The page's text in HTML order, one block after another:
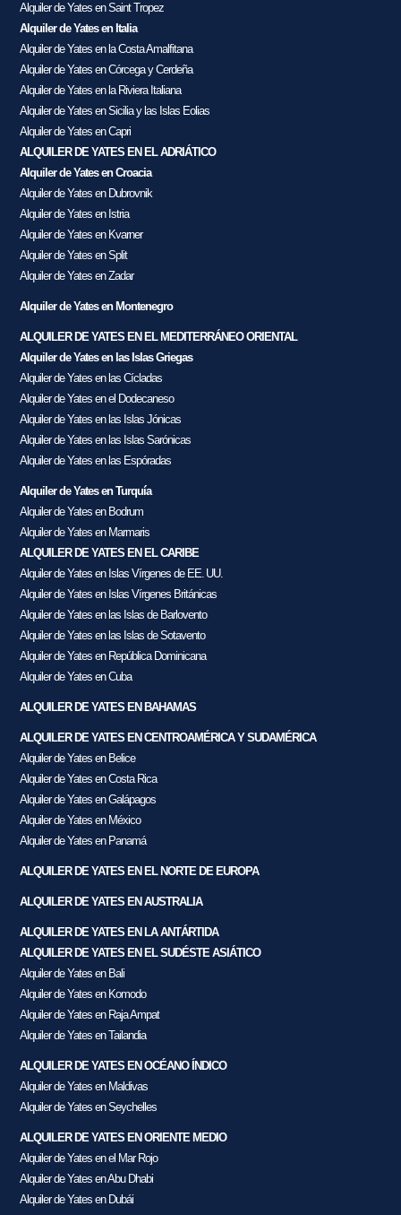
Alquiler de Yates en Saint Tropez
Alquiler de Yates en Italia
Alquiler de Yates en la Costa Amalfitana
Alquiler de Yates en Córcega y Cerdeña
Alquiler de Yates en la Riviera Italiana
Alquiler de Yates en Sicilia y las Islas Eolias
Alquiler de Yates en Capri
ALQUILER DE YATES EN EL ADRIÁTICO
Alquiler de Yates en Croacia
Alquiler de Yates en Dubrovnik
Alquiler de Yates en Istria
Alquiler de Yates en Kvarner
Alquiler de Yates en Split
Alquiler de Yates en Zadar
Alquiler de Yates en Montenegro
ALQUILER DE YATES EN EL MEDITERRÁNEO ORIENTAL
Alquiler de Yates en las Islas Griegas
Alquiler de Yates en las Cícladas
Alquiler de Yates en el Dodecaneso
Alquiler de Yates en las Islas Jónicas
Alquiler de Yates en las Islas Sarónicas
Alquiler de Yates en las Espóradas
Alquiler de Yates en Turquía
Alquiler de Yates en Bodrum
Alquiler de Yates en Marmaris
ALQUILER DE YATES EN EL CARIBE
Alquiler de Yates en Islas Vírgenes de EE. UU.
Alquiler de Yates en Islas Vírgenes Británicas
Alquiler de Yates en las Islas de Barlovento
Alquiler de Yates en las Islas de Sotavento
Alquiler de Yates en República Dominicana
Alquiler de Yates en Cuba
ALQUILER DE YATES EN BAHAMAS
ALQUILER DE YATES EN CENTROAMÉRICA Y SUDAMÉRICA
Alquiler de Yates en Belice
Alquiler de Yates en Costa Rica
Alquiler de Yates en Galápagos
Alquiler de Yates en México
Alquiler de Yates en Panamá
ALQUILER DE YATES EN EL NORTE DE EUROPA
ALQUILER DE YATES EN AUSTRALIA
ALQUILER DE YATES EN LA ANTÁRTIDA
ALQUILER DE YATES EN EL SUDÉSTE ASIÁTICO
Alquiler de Yates en Bali
Alquiler de Yates en Komodo
Alquiler de Yates en Raja Ampat
Alquiler de Yates en Tailandia
ALQUILER DE YATES EN OCÉANO ÍNDICO
Alquiler de Yates en Maldivas
Alquiler de Yates en Seychelles
ALQUILER DE YATES EN ORIENTE MEDIO
Alquiler de Yates en el Mar Rojo
Alquiler de Yates en Abu Dhabi
Alquiler de Yates en Dubái